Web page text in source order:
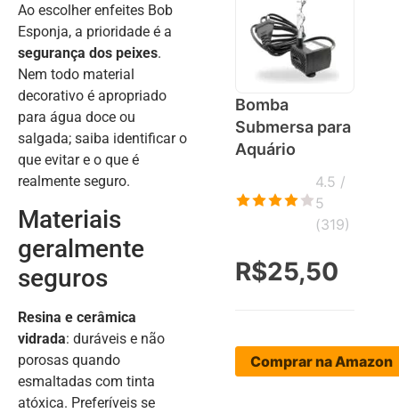
Ao escolher enfeites Bob
Esponja, a prioridade é a
segurança dos peixes.
Nem todo material
decorativo é apropriado
para água doce ou
salgada; saiba identificar o
que evitar e o que é
realmente seguro.
Materiais
geralmente
seguros
Resina e cerâmica
vidrada: duráveis e não
porosas quando
esmaltadas com tinta
atóxica. Preferíveis se
Bomba
Submersa para
Aquário
4.5 /
5
(319)
R$25,50
Comprar na Amazon